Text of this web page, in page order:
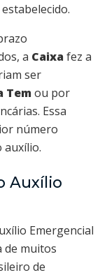
a Caixa fez a
ser
Tem ou por
Essa
número
auxílio.
Auxílio
Emergencial
de muitos
de